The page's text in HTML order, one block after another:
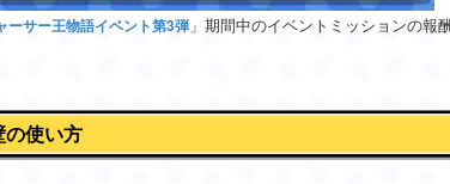
ーサー王物語イベント第3弾 」期間中のイベントミッションの報
使い方